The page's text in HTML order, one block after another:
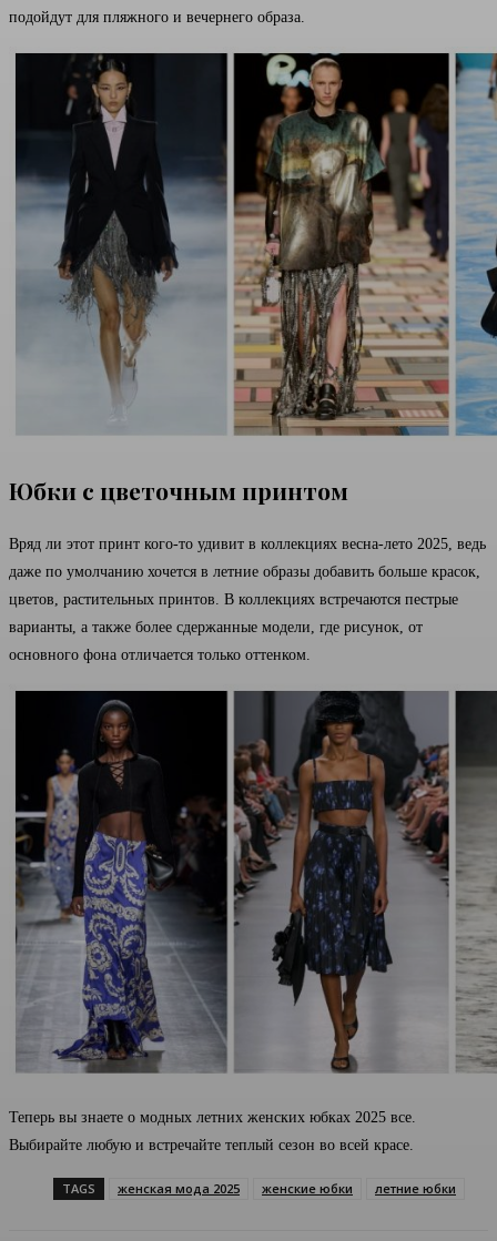
подойдут для пляжного и вечернего образа.
Юбки с цветочным принтом
Вряд ли этот принт кого-то удивит в коллекциях весна-лето 2025, ведь
даже по умолчанию хочется в летние образы добавить больше красок,
цветов, растительных принтов. В коллекциях встречаются пестрые
варианты, а также более сдержанные модели, где рисунок, от
основного фона отличается только оттенком.
Теперь вы знаете о модных летних женских юбках 2025 все.
Выбирайте любую и встречайте теплый сезон во всей красе.
TAGS женская мода 2025 женские юбки летние юбки